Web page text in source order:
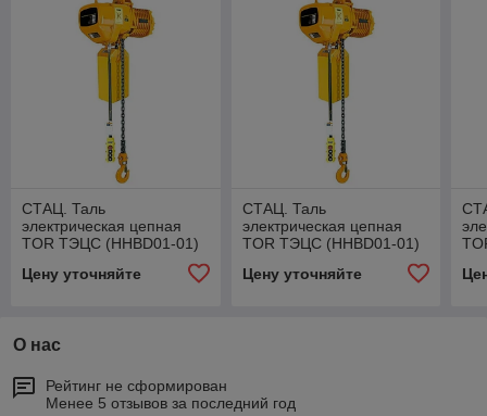
СТАЦ. Таль
электрическая цепная
TOR ТЭЦС (HHBD01-01)
Цену уточняйте
СТАЦ. Таль
электрическая цепная
TOR ТЭЦС (HHBD01-01)
Цену уточняйте
О нас
Рейтинг не сформирован
Менее 5 отзывов за последний год